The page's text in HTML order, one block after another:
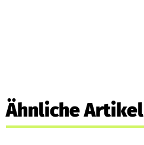
Ähnliche Artikel